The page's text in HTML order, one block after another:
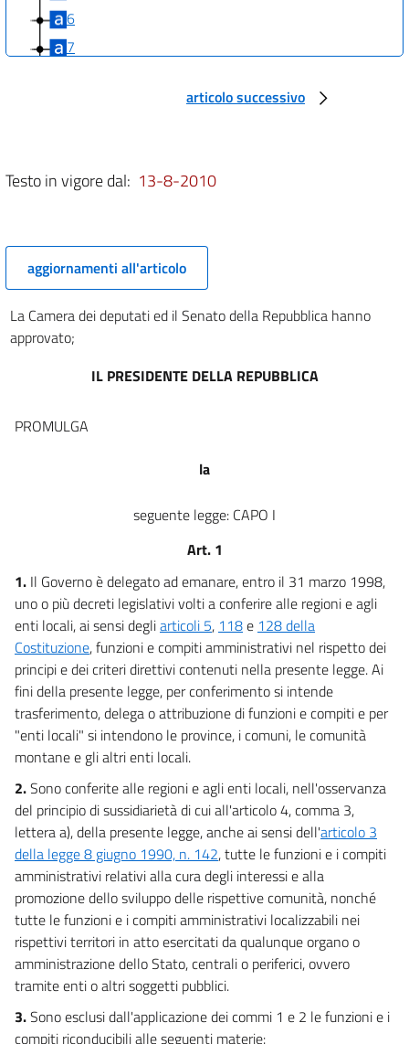
6
7
11
13
14
16
CAPO IV
22
Allegati
Allegato 1
Allegato 1
articolo successivo
Testo in vigore dal: 13-8-2010
aggiornamenti all'articolo
La Camera dei deputati ed il Senato della Repubblica hanno
approvato;
IL PRESIDENTE DELLA REPUBBLICA
PROMULGA
la
seguente legge: CAPO I
Art. 1
1. Il Governo è delegato ad emanare, entro il 31 marzo 1998,
uno o più decreti legislativi volti a conferire alle regioni e agli
enti locali, ai sensi degliarticoli 5, 118e 128 della
Costituzione, funzioni e compiti amministrativi nel rispetto dei
principi e dei criteri direttivi contenuti nella presente legge. Ai
fini della presente legge, per conferimento si intende
trasferimento, delega o attribuzione di funzioni e compiti e per
"enti locali" si intendono le province, i comuni, le comunità
montane e gli altri enti locali.
2.Sono conferite alle regioni e agli enti locali, nell'osservanza
del principio di sussidiarietà di cui all'articolo 4, comma 3,
lettera a), della presente legge, anche ai sensi dell'articolo 3
della legge 8 giugno 1990, n. 142, tutte le funzioni e i compiti
amministrativi relativi alla cura degli interessi e alla
promozione dello sviluppo delle rispettive comunità, nonché
tutte le funzioni e i compiti amministrativi localizzabili nei
rispettivi territori in atto esercitati da qualunque organo o
amministrazione dello Stato, centrali o periferici, ovvero
tramite enti o altri soggetti pubblici.
3.Sono esclusi dall'applicazione dei commi 1 e 2 le funzioni e i
compiti riconducibili alle seguenti materie: